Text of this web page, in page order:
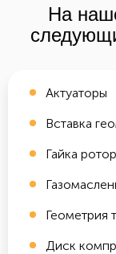
На
Актуаторы
Вставка
Гайка
Геометрия
Диск